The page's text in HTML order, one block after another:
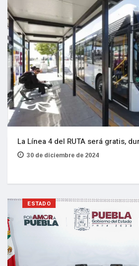
La Línea 4 del RUTA será gratis,
30 de diciembre de 2024
ESTADO